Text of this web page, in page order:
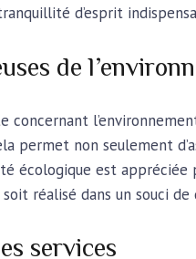
d’esprit
de
concernant
permet non seulement
écologique est
réalisé dans un souci de
services